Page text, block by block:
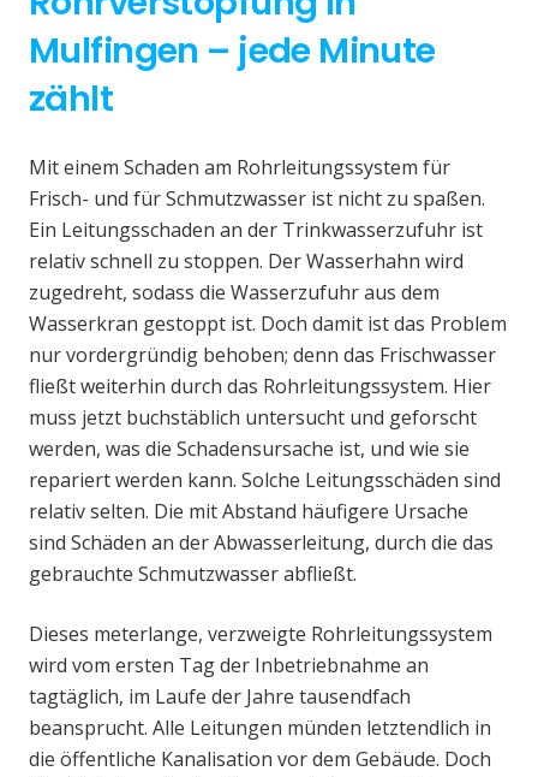
Mulfingen – jede Minute
zählt
Mit einem Schaden am Rohrleitungssystem für
Frisch- und für Schmutzwasser ist nicht zu spaßen.
Ein Leitungsschaden an der Trinkwasserzufuhr ist
relativ schnell zu stoppen. Der Wasserhahn wird
zugedreht, sodass die Wasserzufuhr aus dem
Wasserkran gestoppt ist. Doch damit ist das Problem
nur vordergründig behoben; denn das Frischwasser
fließt weiterhin durch das Rohrleitungssystem. Hier
muss jetzt buchstäblich untersucht und geforscht
werden, was die Schadensursache ist, und wie sie
repariert werden kann. Solche Leitungsschäden sind
relativ selten. Die mit Abstand häufigere Ursache
sind Schäden an der Abwasserleitung, durch die das
gebrauchte Schmutzwasser abfließt.
Dieses meterlange, verzweigte Rohrleitungssystem
wird vom ersten Tag der Inbetriebnahme an
tagtäglich, im Laufe der Jahre tausendfach
beansprucht. Alle Leitungen münden letztendlich in
die öffentliche Kanalisation vor dem Gebäude. Doch